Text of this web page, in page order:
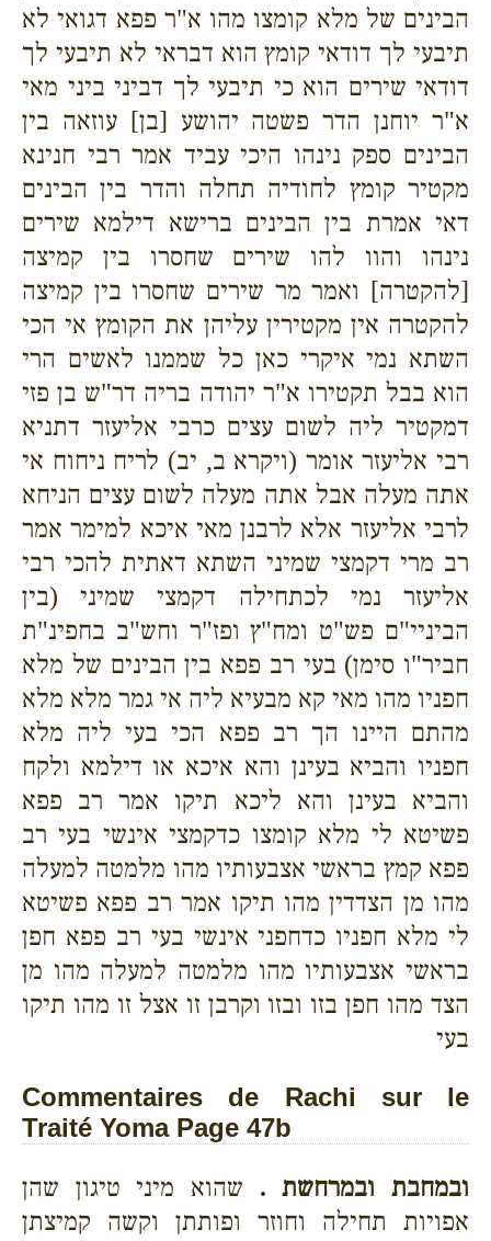
הבינים של מלא קומצו מהו א"ר פפא דגואי לא
תיבעי לך דודאי קומץ הוא דבראי לא תיבעי לך
דודאי שירים הוא כי תיבעי לך דביני ביני מאי
א"ר יוחנן הדר פשטה יהושע [בן] עוזאה בין
הבינים ספק נינהו היכי עביד אמר רבי חנינא
מקטיר קומץ לחודיה תחלה והדר בין הבינים
דאי אמרת בין הבינים ברישא דילמא שירים
נינהו והוו להו שירים שחסרו בין קמיצה
[להקטרה] ואמר מר שירים שחסרו בין קמיצה
להקטרה אין מקטירין עליהן את הקומץ אי הכי
השתא נמי איקרי כאן כל שממנו לאשים הרי
הוא בבל תקטירו א"ר יהודה בריה דר"ש בן פזי
דמקטיר ליה לשום עצים כרבי אליעזר דתניא
רבי אליעזר אומר (ויקרא ב, יב) לריח ניחוח אי
אתה מעלה אבל אתה מעלה לשום עצים הניחא
לרבי אליעזר אלא לרבנן מאי איכא למימר אמר
רב מרי דקמצי שמיני השתא דאתית להכי רבי
אליעזר נמי לכתחילה דקמצי שמיני (בין
הביניי"ם פש"ט ומח"ץ ופז"ר וחש"ב בחפינ"ת
חביר"ו סימן) בעי רב פפא בין הבינים של מלא
חפניו מהו מאי קא מבעיא ליה אי גמר מלא מלא
מהתם היינו הך רב פפא הכי בעי ליה מלא
חפניו והביא בעינן והא איכא או דילמא ולקח
והביא בעינן והא ליכא תיקו אמר רב פפא
פשיטא לי מלא קומצו כדקמצי אינשי בעי רב
פפא קמץ בראשי אצבעותיו מהו מלמטה למעלה
מהו מן הצדדין מהו תיקו אמר רב פפא פשיטא
לי מלא חפניו כדחפני אינשי בעי רב פפא חפן
בראשי אצבעותיו מהו מלמטה למעלה מהו מן
הצד מהו חפן בזו ובזו וקרבן זו אצל זו מהו תיקו
בעי
Commentaires de Rachi sur le
Traité Yoma Page 47b
ובמחבת ובמרחשת . שהוא מיני טיגון שהן
אפויות תחילה וחוזר ופותתן וקשה קמיצתן